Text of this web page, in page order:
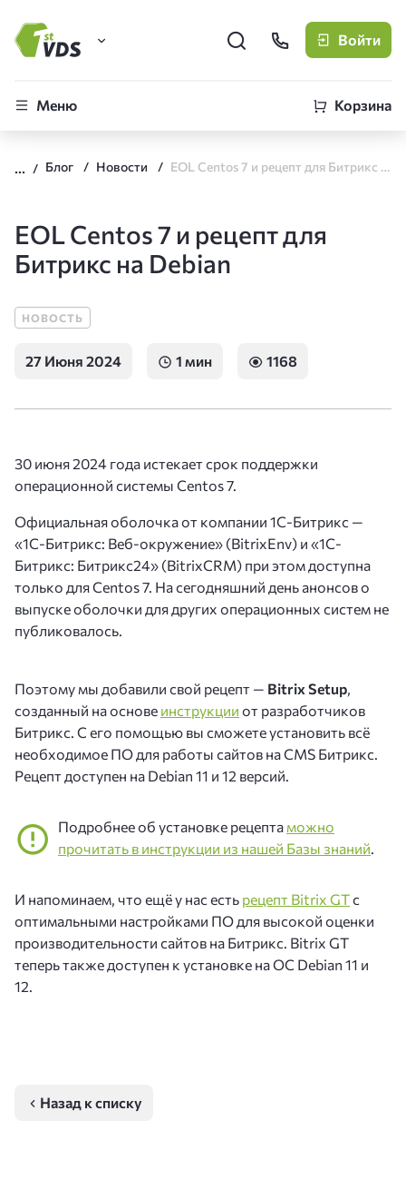
FirstVDS (вы здесь)
CLO
Войти
Меню Корзина
Блог Новости EOL Centos 7 и рецепт для Битрикс на Debian
EOL Centos 7 и рецепт для
Битрикс на Debian
НОВОСТЬ
27 Июня 2024 1 мин 1168
30 июня 2024 года истекает срок поддержки
операционной системы Centos 7.
Официальная оболочка от компании 1С-Битрикс —
«1С-Битрикс: Веб-окружение» (BitrixEnv) и «1С-
Битрикс: Битрикс24» (BitrixCRM) при этом доступна
только для Centos 7. На сегодняшний день анонсов о
выпуске оболочки для других операционных систем не
публиковалось.
Поэтому мы добавили свой рецепт — Bitrix Setup,
созданный на основе инструкции от разработчиков
Битрикс. С его помощью вы сможете установить всё
необходимое ПО для работы сайтов на CMS Битрикс.
Рецепт доступен на Debian 11 и 12 версий.
Подробнее об установке рецепта можно
прочитать в инструкции из нашей Базы знаний.
И напоминаем, что ещё у нас есть рецепт Bitrix GTс
оптимальными настройками ПО для высокой оценки
производительности сайтов на Битрикс. Bitrix GT
теперь также доступен к установке на ОС Debian 11 и
12.
Назад к списку